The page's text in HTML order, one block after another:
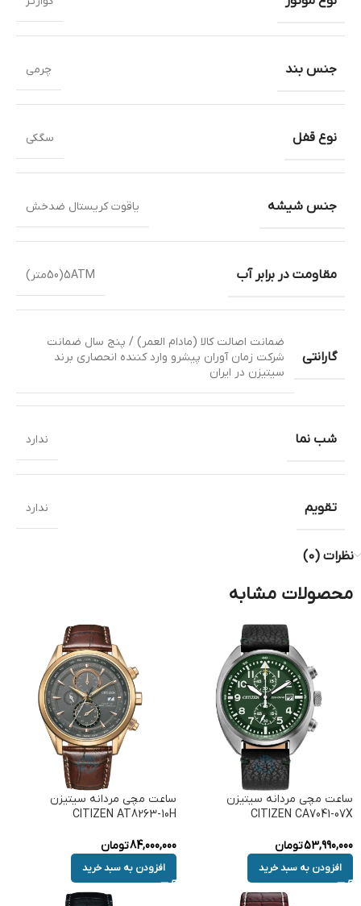
جنس بند چرمی
نوع قفل سگکی
جنس شیشه یاقوت کریستال ضدخش
مقاومت در برابر آب 5ATM(50متر)
گارانتی
ضمانت اصالت کالا (مادام العمر) / پنج سال ضمانت
شرکت زمان آوران پیشرو وارد کننده انحصاری برند
سیتیزن در ایران
شب نما ندارد
تقویم ندارد
نظرات (0)
محصولات مشابه
ساعت مچی مردانه سیتیزن
CITIZEN CA7041-07X
53,990,000تومان
افزودن به سبد خرید
ساعت مچی مردانه سیتیزن
CITIZEN AT8263-10H
84,000,000تومان
افزودن به سبد خرید